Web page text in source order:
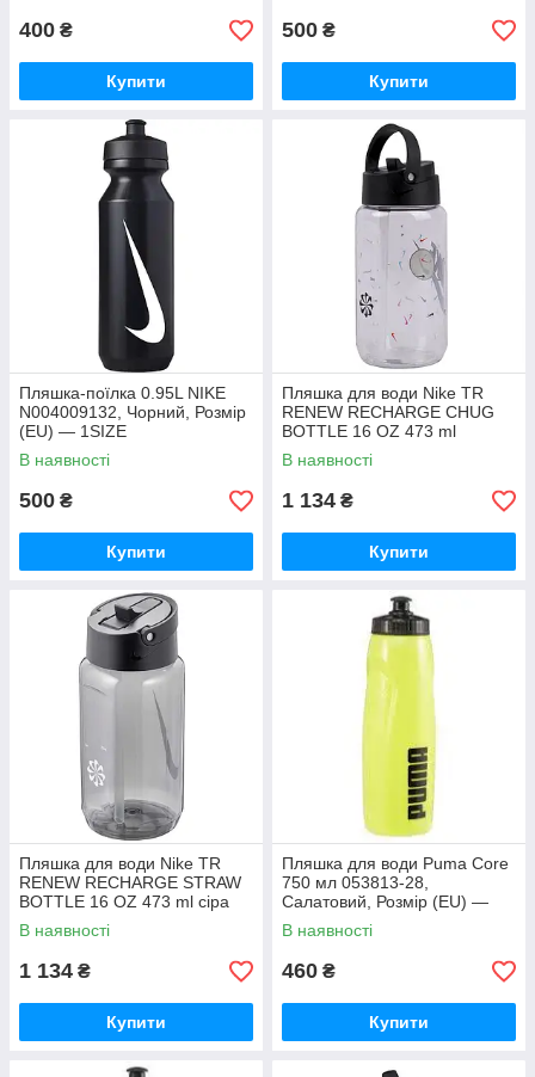
400 ₴
Купити
500 ₴
Купити
Пляшка-поїлка 0.95L NIKE
N004009132, Чорний, Розмір
(EU) — 1SIZE
В наявності
500 ₴
Купити
Пляшка для води Nike TR
RENEW RECHARGE CHUG
BOTTLE 16 OZ 473 ml
прозора N.100.7634.968.16,
Білий, Розмір
В наявності
1 134 ₴
Купити
Пляшка для води Nike TR
RENEW RECHARGE STRAW
BOTTLE 16 OZ 473 ml сіра
N.100.7640.072.16, Білий,
Розмір (EU)
В наявності
1 134 ₴
Купити
Пляшка для води Puma Core
750 мл 053813-28,
Салатовий, Розмір (EU) —
1SIZE
В наявності
460 ₴
Купити